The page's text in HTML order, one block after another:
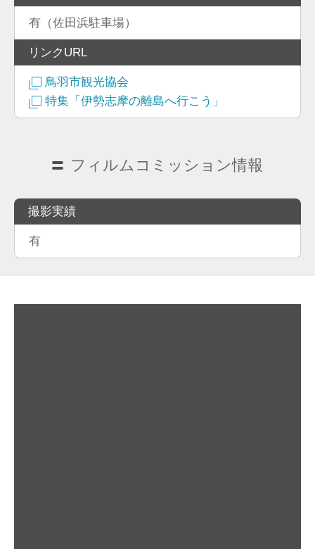
有（佐田浜駐車場）
リンクURL
鳥羽市観光協会
特集「伊勢志摩の離島へ行こう」
フィルムコミッション情報
撮影実績
有